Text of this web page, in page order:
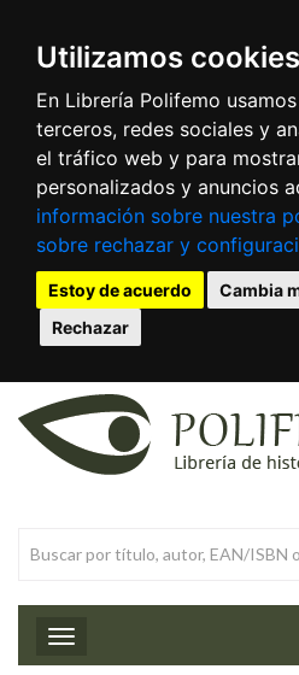
Utilizamos cookies
En Librería Polifemo
terceros, redes sociales y
el tráfico web y para
personalizados y anuncios
información sobre nuestra
sobre rechazar y
Estoy de acuerdo
Cambia
Rechazar
Toggle navigation